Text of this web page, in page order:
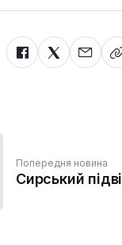
Попередня новина
Сирський